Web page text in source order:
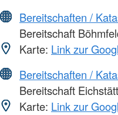
Bereitschaften /
Bereitschaft
Karte: Link zur
Bereitschaften /
Bereitschaft Eichstätt
Karte: Link zur